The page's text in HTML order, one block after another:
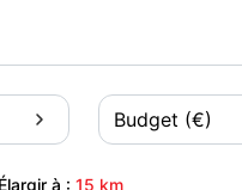
Budget (€)
Élargir à : 15 km